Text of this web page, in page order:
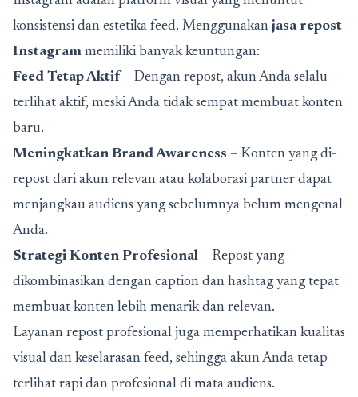
konsistensi dan estetika feed. Menggunakan jasa repost
Instagram memiliki banyak keuntungan:
Feed Tetap Aktif – Dengan repost, akun Anda selalu
terlihat aktif, meski Anda tidak sempat membuat konten
baru.
Meningkatkan Brand Awareness – Konten yang di-
repost dari akun relevan atau kolaborasi partner dapat
menjangkau audiens yang sebelumnya belum mengenal
Anda.
Strategi Konten Profesional – Repost yang
dikombinasikan dengan caption dan hashtag yang tepat
membuat konten lebih menarik dan relevan.
Layanan repost profesional juga memperhatikan kualitas
visual dan keselarasan feed, sehingga akun Anda tetap
terlihat rapi dan profesional di mata audiens.